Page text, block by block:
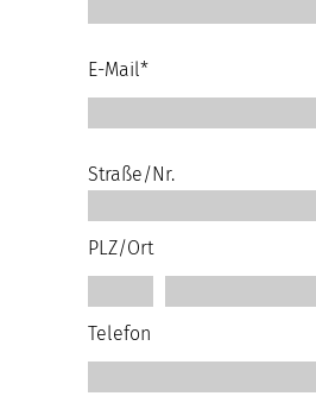
E-Mail*
Straße/Nr.
PLZ/Ort
Telefon